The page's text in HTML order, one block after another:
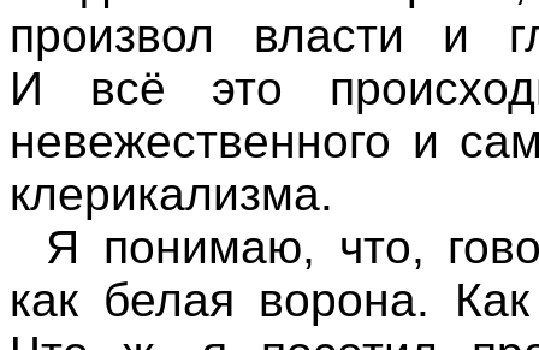
произвол власти и
И всё это
невежественного и
клерикализма.
Я понимаю, что,
как белая ворона.